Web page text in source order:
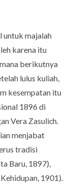
untuk majalah
karena itu
berikutnya
lulus kuliah,
kesempatan itu
1896 di
Vera Zasulich.
menjabat
tradisi
Baru, 1897),
1901).